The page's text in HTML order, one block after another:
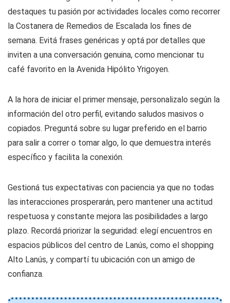
destaques tu pasión por actividades locales como recorrer
la Costanera de Remedios de Escalada los fines de
semana. Evitá frases genéricas y optá por detalles que
inviten a una conversación genuina, como mencionar tu
café favorito en la Avenida Hipólito Yrigoyen.
A la hora de iniciar el primer mensaje, personalizalo según la
información del otro perfil, evitando saludos masivos o
copiados. Preguntá sobre su lugar preferido en el barrio
para salir a correr o tomar algo, lo que demuestra interés
específico y facilita la conexión.
Gestioná tus expectativas con paciencia ya que no todas
las interacciones prosperarán, pero mantener una actitud
respetuosa y constante mejora las posibilidades a largo
plazo. Recordá priorizar la seguridad: elegí encuentros en
espacios públicos del centro de Lanús, como el shopping
Alto Lanús, y compartí tu ubicación con un amigo de
confianza.